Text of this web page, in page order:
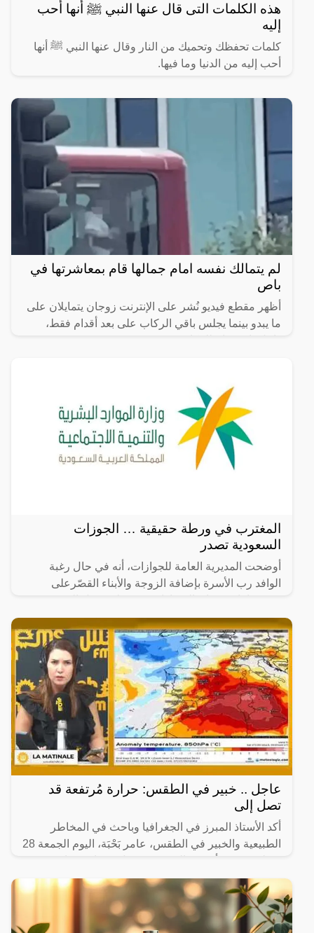
هذه الكلمات التى قال عنها النبي ﷺ أنها أحب
إليه
كلمات تحفظك وتحميك من النار وقال عنها النبي ﷺ أنها
أحب إليه من الدنيا وما فيها.
لم يتمالك نفسه امام جمالها قام بمعاشرتها في
باص
أظهر مقطع فيديو نُشر على الإنترنت زوجان يتمايلان على
ما يبدو بينما يجلس باقي الركاب على بعد أقدام فقط،
المغترب في ورطة حقيقية … الجوزات
السعودية تصدر
أوضحت المديرية العامة للجوازات، أنه في حال رغبة
الوافد رب الأسرة بإضافة الزوجة والأبناء القصّرعلى
المغايرة لديانته
عاجل .. خبير في الطقس: حرارة مُرتفعة قد
تصل إلى
أكد الأستاذ المبرز في الجغرافيا وباحث في المخاطر
الطبيعية والخبير في الطقس، عامر بَحْبَة، اليوم الجمعة 28
مرتفعة